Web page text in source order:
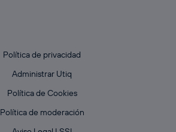
Política de privacidad
Administrar Utiq
Política de Cookies
Política de moderación